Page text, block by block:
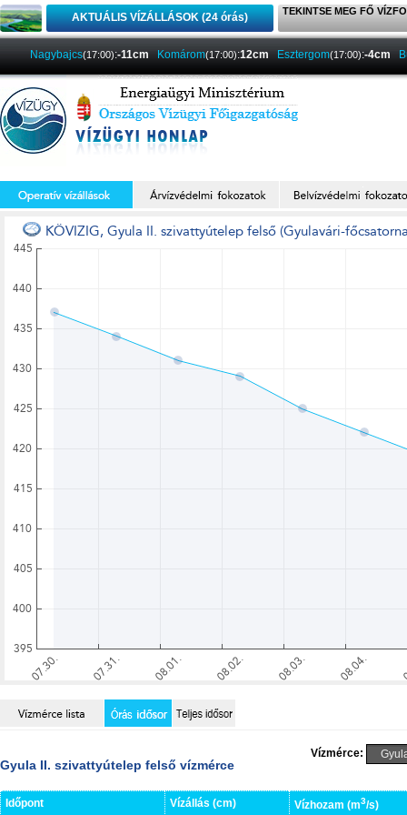
AKTUÁLIS VÍZÁLLÁSOK (24 órás) TEKINTSE MEG FŐ
Nagybajcs(17:00):-11cm Komárom(17:00):12cm Esztergom(17:00):-4cm
Vízmérce:
Gyula II. szivattyútelep felső vízmérce
Időpont Vízállás (cm) Vízhozam (m3/s)